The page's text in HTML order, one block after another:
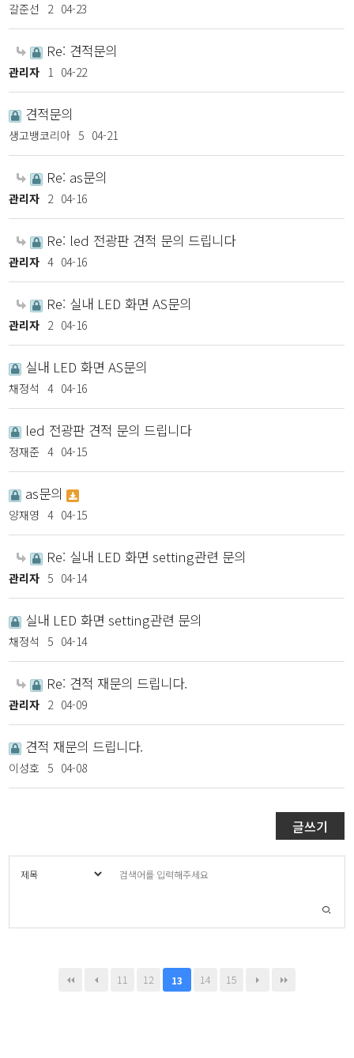
갈준선 2 04-23
Re: 견적문의
관리자 1 04-22
견적문의
생고뱅코리아 5 04-21
Re: as문의
관리자 2 04-16
Re: led 전광판 견적 문의 드립니다
관리자 4 04-16
Re: 실내 LED 화면 AS문의
관리자 2 04-16
실내 LED 화면 AS문의
채정석 4 04-16
led 전광판 견적 문의 드립니다
정재준 4 04-15
as문의
양재영 4 04-15
Re: 실내 LED 화면 setting관련 문의
관리자 5 04-14
실내 LED 화면 setting관련 문의
채정석 5 04-14
Re: 견적 재문의 드립니다.
관리자 2 04-09
견적 재문의 드립니다.
이성호 5 04-08
글쓰기
11 12 13 14 15